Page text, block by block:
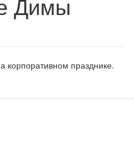
празднике.